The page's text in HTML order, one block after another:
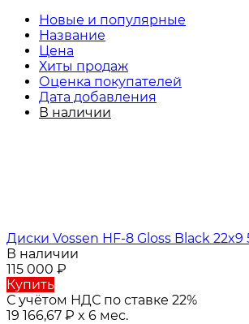
Новые и популярные
Название
Цена
Хиты продаж
Оценка покупателей
Дата добавления
В наличии
Диски Vossen HF-8 Gloss Black 22x9
В наличии
115 000 ₽
Купить
С учётом НДС по ставке 22%
19 166,67 ₽ x 6 мес.